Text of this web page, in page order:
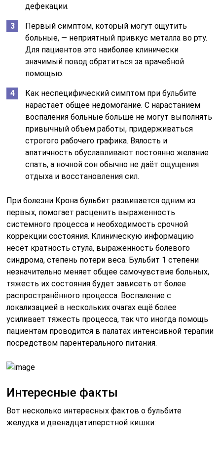
дефекации.
Первый симптом, который могут ощутить
больные, — неприятный привкус металла во рту.
Для пациентов это наиболее клинически
значимый повод обратиться за врачебной
помощью.
Как неспецифический симптом при бульбите
нарастает общее недомогание. С нарастанием
воспаления больные больше не могут выполнять
привычный объём работы, придерживаться
строгого рабочего графика. Вялость и
апатичность обуславливают постоянно желание
спать, а ночной сон обычно не даёт ощущения
отдыха и восстановления сил.
При болезни Крона бульбит развивается одним из
первых, помогает расценить выраженность
системного процесса и необходимость срочной
коррекции состояния. Клиническую информацию
несёт кратность стула, выраженность болевого
синдрома, степень потери веса. Бульбит 1 степени
незначительно меняет общее самочувствие больных,
тяжесть их состояния будет зависеть от более
распространённого процесса. Воспаление с
локализацией в нескольких очагах ещё более
усиливает тяжесть процесса, так что иногда помощь
пациентам проводится в палатах интенсивной терапии
посредством парентерального питания.
Интересные факты
Вот несколько интересных фактов о бульбите
желудка и двенадцатиперстной кишки: